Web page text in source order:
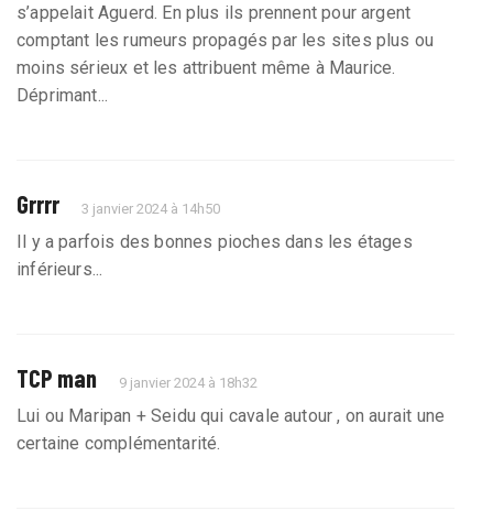
s’appelait Aguerd. En plus ils prennent pour argent
comptant les rumeurs propagés par les sites plus ou
moins sérieux et les attribuent même à Maurice.
Déprimant...
Grrrr 3 janvier 2024 à 14h50
Il y a parfois des bonnes pioches dans les étages
inférieurs...
TCP man 9 janvier 2024 à 18h32
Lui ou Maripan + Seidu qui cavale autour , on aurait une
certaine complémentarité.